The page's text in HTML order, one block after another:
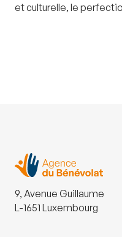
et culturelle, le
9, Avenue Guillaume
L-1651 Luxembourg